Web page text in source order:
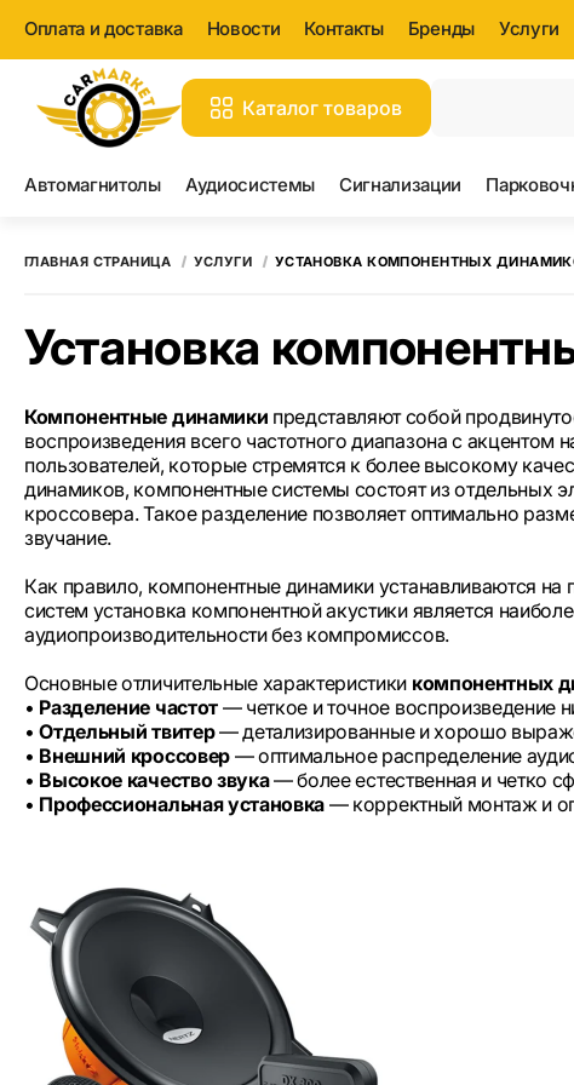
Оплата и доставка Новости Контакты Бренды Услуги
Каталог товаров
Все
Автомагнитолы Аудиосистемы Сигнализации
ГЛАВНАЯ СТРАНИЦА УСЛУГИ УСТАНОВКА КОМПОНЕНТНЫХ
Установка
Компонентные динамики представляют собой
воспроизведения всего частотного диапазона с
пользователей, которые стремятся к более высокому
динамиков, компонентные системы состоят из отдельных
кроссовера. Такое разделение позволяет оптимально
звучание.
Как правило, компонентные динамики устанавливаются
систем установка компонентной акустики является
аудиопроизводительности без компромиссов.
Основные отличительные характеристики компонентных
• Разделение частот— четкое и точное воспроизведение
•Отдельный твитер— детализированные и хорошо
• Внешний кроссовер— оптимальное распределение
• Высокое качество звука— более естественная и четко
• Профессиональная установка — корректный монтаж и